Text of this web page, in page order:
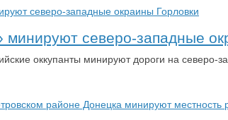
северо-западные
оккупанты минируют дороги на северо-